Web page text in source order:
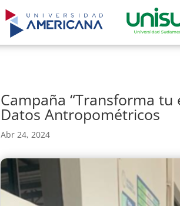
Campaña “Transforma tu
Datos Antropométricos
Abr 24, 2024